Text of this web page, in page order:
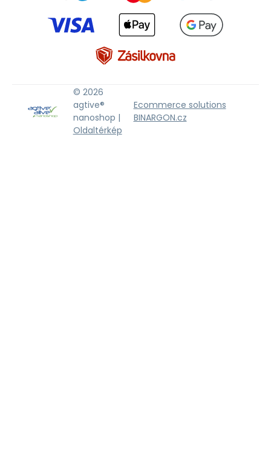
© 2026
agtive®
nanoshop |
Oldaltérkép
Ecommerce solutions
BINARGON.cz